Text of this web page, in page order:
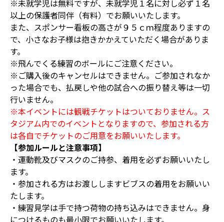
※未就学児は無料ですが、未就学児１名に対し必ず１名
以上の保護者同伴（有料）でお願いいたします。
また、スポンサー看板の高さが９５ｃｍ程度ありますの
で、小さなお子様は抱きかかえていただく場合がありま
す。
※飛んでくる練習のボールにご注意ください。
※ご購入後のキャンセルはできません。ご参加されなか
った場合でも、払戻しや他の試合への振り替え等は一切
行いません。
※本イベントには観戦チケットはついておりません。ス
タジアム内でのイベントとなりますので、参加される方
は各自でチケットのご用意をお願いいたします。
【参加ルールと注意事項】
・運動靴及びマスクのご持参、着用を必ずお願いいたし
ます。
・参加される方はお渡ししますビブスの着用をお願いい
たします。
・練習見学は手で持つ荷物の持ち込みはできません。身
につけるものも最小限でお願いいたします。